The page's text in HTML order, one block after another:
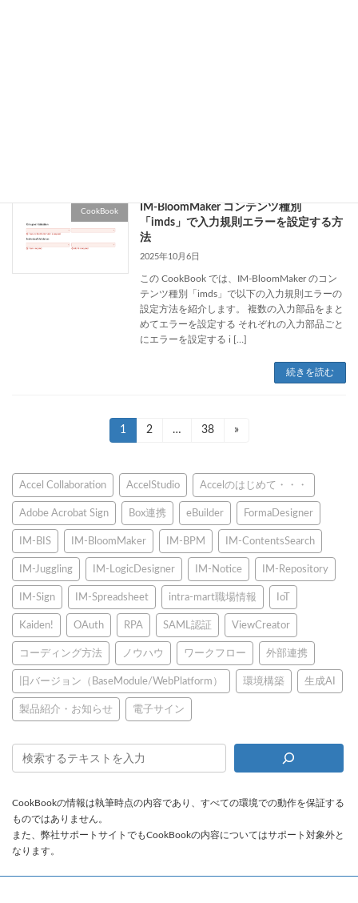
CookBook
IM-BloomMaker コンテンツ種別
「imds」で入力規則エラーを設定する方
法
2025年10月6日
この CookBook では、IM-BloomMaker のコン
テンツ種別「imds」で以下の入力規則エラーの
設定方法を紹介します。 複数の入力部品をまと
めてエラーを設定する それぞれの入力部品ごと
にエラーを設定する i […]
続きを読む
の
ペ
ー
ジ
送
り
固
定
ー
ジ
1
固
ー
ジ
2 …
固
ー
ジ
38 »
Accel Collaboration AccelStudio Accelのはじめて・・・
Adobe Acrobat Sign Box連携 eBuilder FormaDesigner
IM-BIS IM-BloomMaker IM-BPM IM-ContentsSearch
IM-Juggling IM-LogicDesigner IM-Notice IM-Repository
IM-Sign IM-Spreadsheet intra-mart職場情報 IoT
Kaiden! OAuth RPA SAML認証 ViewCreator
コーディング方法 ノウハウ ワークフロー 外部連携
旧バージョン（BaseModule/WebPlatform） 環境構築 生成AI
製品紹介・お知らせ 電子サイン
CookBookの情報は執筆時点の内容であり、すべての環境での動作を保証する
ものではありません。
また、弊社サポートサイトでもCookBookの内容についてはサポート対象外と
なります。